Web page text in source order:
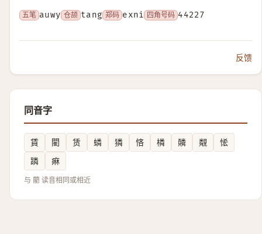
五笔 auwy 仓颉 tang 郑码 exni 四角号码 44227
反馈
同音字
賃 閵 赁 䗲 獜 悋 橉 䫰 䚏
恡
蹸
痳
与 藺 读音相同或相近